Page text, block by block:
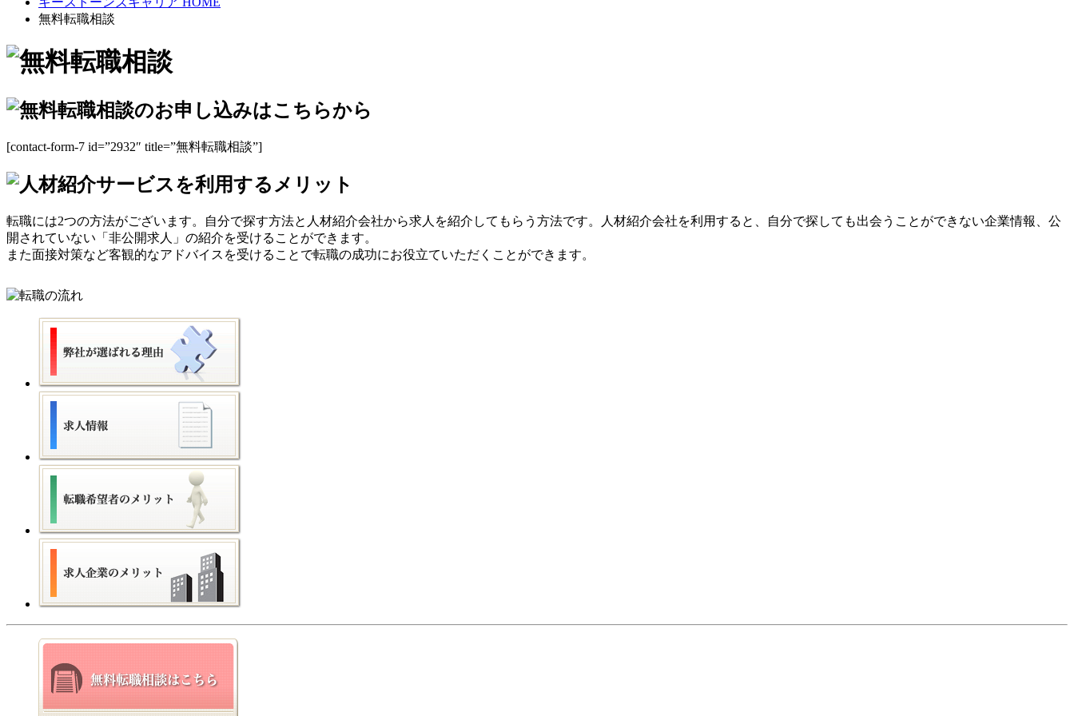
無料転職相談
[contact-form-7 id=”2932″ title=”無料転職相談”]
転職には2つの方法がございます。自分で探す方法と人材紹介会社から求人を紹介してもらう方法です。人材紹介会社を利用すると、自分で探しても出会うことができない企業情報、公
開されていない「非公開求人」の紹介を受けることができます。
また面接対策など客観的なアドバイスを受けることで転職の成功にお役立ていただくことができます。